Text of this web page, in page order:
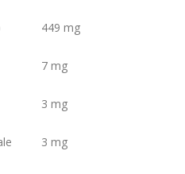
449 mg
7 mg
3 mg
3 mg